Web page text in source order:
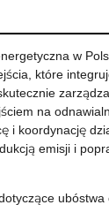
w
które
na
i koordynację
emisji i